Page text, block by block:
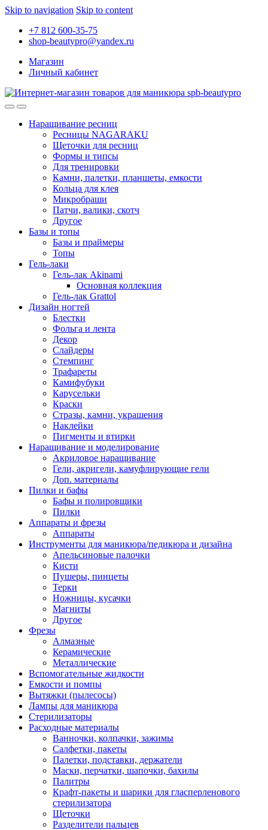
Skip to navigation Skip to content
+7 812 600-35-75
shop-beautypro@yandex.ru
Магазин
Личный кабинет
Наращивание ресниц
Ресницы NAGARAKU
Щеточки для ресниц
Формы и типсы
Для тренировки
Камни, палетки, планшеты, емкости
Кольца для клея
Микробраши
Патчи, валики, скотч
Другое
Базы и топы
Базы и праймеры
Топы
Гель-лаки
Гель-лак Akinami
Основная коллекция
Гель-лак Grattol
Дизайн ногтей
Блестки
Фольга и лента
Декор
Слайдеры
Стемпинг
Трафареты
Камифубуки
Карусельки
Краски
Стразы, камни, украшения
Наклейки
Пигменты и втирки
Наращивание и моделирование
Акриловое наращивание
Гели, акригели, камуфлирующие гели
Доп. материалы
Пилки и бафы
Бафы и полировщики
Пилки
Аппараты и фрезы
Аппараты
Инструменты для маникюра/педикюра и дизайна
Апельсиновые палочки
Кисти
Пушеры, пинцеты
Терки
Ножницы, кусачки
Магниты
Другое
Фрезы
Алмазные
Керамические
Металлические
Вспомогательные жидкости
Емкости и помпы
Вытяжки (пылесосы)
Лампы для маникюра
Стерилизаторы
Расходные материалы
Ванночки, колпачки, зажимы
Салфетки, пакеты
Палетки, подставки, держатели
Маски, перчатки, шапочки, бахилы
Палитры
Крафт-пакеты и шарики для гласперленового
стерилизатора
Щеточки
Разделители пальцев